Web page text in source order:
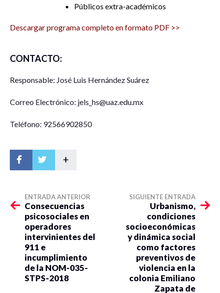
Públicos extra-académicos
Descargar programa completo en formato PDF >>
CONTACTO:
Responsable: José Luis Hernández Suárez
Correo Electrónico: jels_hs@uaz.edu.mx
Teléfono: 92566902850
+
ENTRADA ANTERIOR
Consecuencias
psicosociales en
operadores
intervinientes del
911 e
incumplimiento
de la NOM-035-
STPS-2018
SIGUIENTE ENTRADA
Urbanismo,
condiciones
socioeconómicas
y dinámica social
como factores
preventivos de
violencia en la
colonia Emiliano
Zapata de